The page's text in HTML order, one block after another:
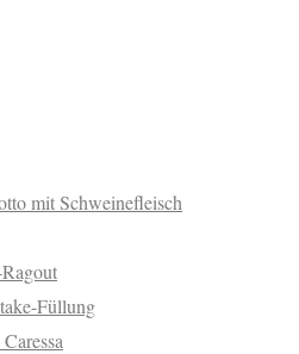
mit Schweinefleisch
Füllung